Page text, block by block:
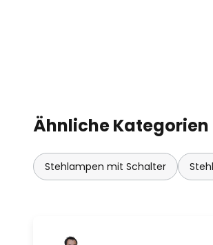
Ähnliche Kategorien
Stehlampen mit Schalter